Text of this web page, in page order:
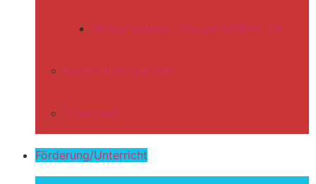
Beratungstage- Tag der offenen Tür
Kooperationspartner
Download
Förderung/Unterricht